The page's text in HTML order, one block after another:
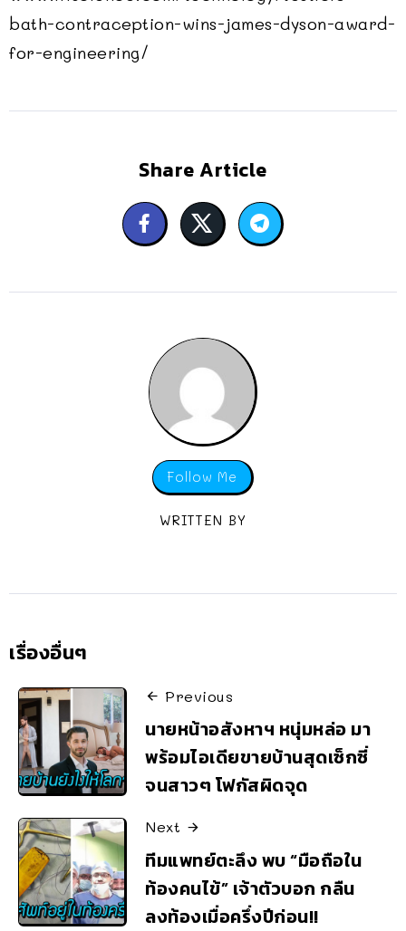
bath-contraception-wins-james-dyson-award-
for-engineering/
Share Article
Follow Me
WRITTEN BY
เรื่องอื่นๆ
Previous
นายหน้าอสังหาฯ หนุ่มหล่อ มา
พร้อมไอเดียขายบ้านสุดเซ็กซี่
จนสาวๆ โฟกัสผิดจุด
Next
ทีมแพทย์ตะลึง พบ “มือถือใน
ท้องคนไข้” เจ้าตัวบอก กลืน
ลงท้องเมื่อครึ่งปีก่อน!!